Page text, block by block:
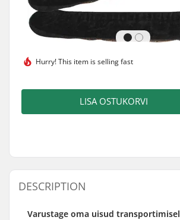
Hurry! This item isselling fast
LISA OSTUKORVI
DESCRIPTION
Varustage oma uisud transportimisel